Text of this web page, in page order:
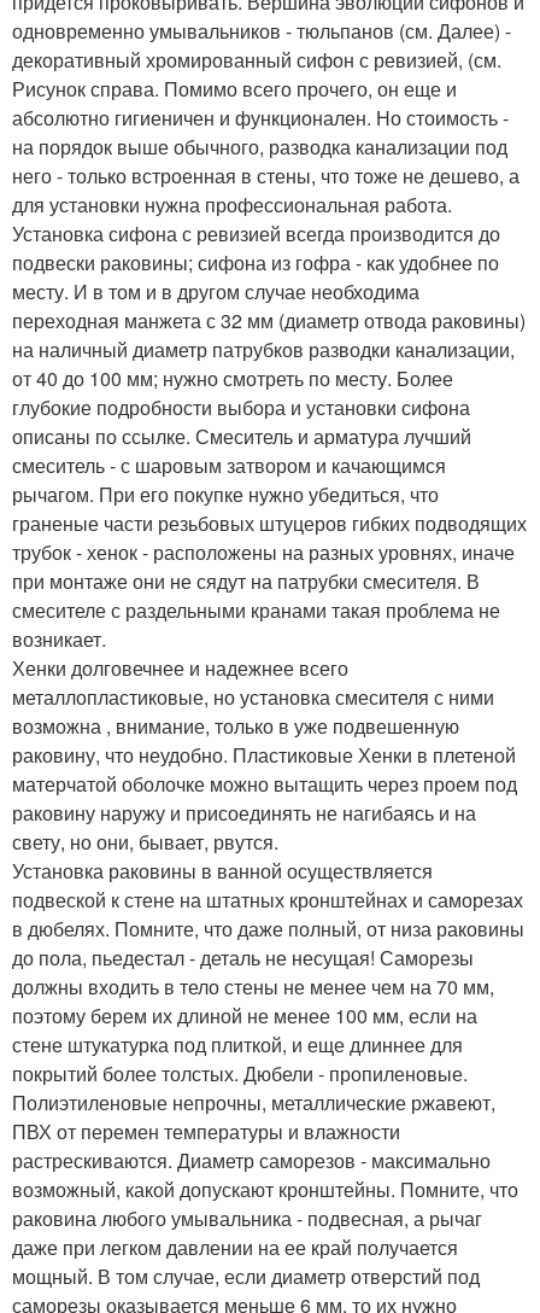
одновременно умывальников - тюльпанов (см. Далее) -
декоративный хромированный сифон с ревизией, (см.
Рисунок справа. Помимо всего прочего, он еще и
абсолютно гигиеничен и функционален. Но стоимость -
на порядок выше обычного, разводка канализации под
него - только встроенная в стены, что тоже не дешево, а
для установки нужна профессиональная работа.
Установка сифона с ревизией всегда производится до
подвески раковины; сифона из гофра - как удобнее по
месту. И в том и в другом случае необходима
переходная манжета с 32 мм (диаметр отвода раковины)
на наличный диаметр патрубков разводки канализации,
от 40 до 100 мм; нужно смотреть по месту. Более
глубокие подробности выбора и установки сифона
описаны по ссылке. Смеситель и арматура лучший
смеситель - с шаровым затвором и качающимся
рычагом. При его покупке нужно убедиться, что
граненые части резьбовых штуцеров гибких подводящих
трубок - хенок - расположены на разных уровнях, иначе
при монтаже они не сядут на патрубки смесителя. В
смесителе с раздельными кранами такая проблема не
возникает.
Хенки долговечнее и надежнее всего
металлопластиковые, но установка смесителя с ними
возможна , внимание, только в уже подвешенную
раковину, что неудобно. Пластиковые Хенки в плетеной
матерчатой оболочке можно вытащить через проем под
раковину наружу и присоединять не нагибаясь и на
свету, но они, бывает, рвутся.
Установка раковины в ванной осуществляется
подвеской к стене на штатных кронштейнах и саморезах
в дюбелях. Помните, что даже полный, от низа раковины
до пола, пьедестал - деталь не несущая! Саморезы
должны входить в тело стены не менее чем на 70 мм,
поэтому берем их длиной не менее 100 мм, если на
стене штукатурка под плиткой, и еще длиннее для
покрытий более толстых. Дюбели - пропиленовые.
Полиэтиленовые непрочны, металлические ржавеют,
ПВХ от перемен температуры и влажности
растрескиваются. Диаметр саморезов - максимально
возможный, какой допускают кронштейны. Помните, что
раковина любого умывальника - подвесная, а рычаг
даже при легком давлении на ее край получается
мощный. В том случае, если диаметр отверстий под
саморезы оказывается меньше 6 мм, то их нужно